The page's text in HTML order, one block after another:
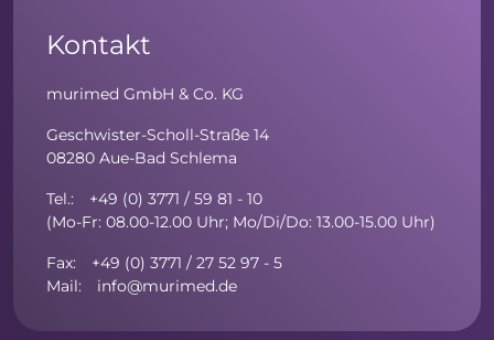
Kontakt
murimed GmbH & Co. KG
Geschwister-Scholl-Straße 14
08280 Aue-Bad Schlema
Tel.: +49 (0) 3771 / 59 81 - 10
(Mo-Fr: 08.00-12.00 Uhr; Mo/Di/Do: 13.00-15.00 Uhr)
Fax: +49 (0) 3771 / 27 52 97 - 5
Mail: info@murimed.de